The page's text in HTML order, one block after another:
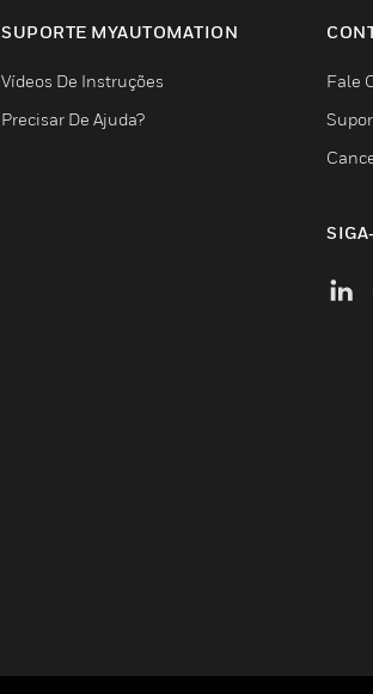
SUPORTE MYAUTOMATION
Vídeos De Instruções
Precisar De Ajuda?
Fale